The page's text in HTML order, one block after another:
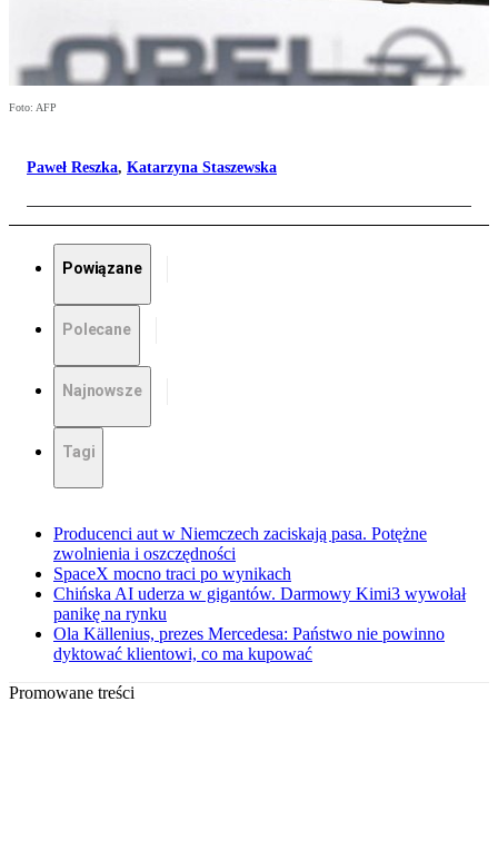
Foto: AFP
Paweł Reszka, Katarzyna Staszewska
Powiązane
Polecane
Najnowsze
Tagi
Producenci aut w Niemczech zaciskają pasa. Potężne
zwolnienia i oszczędności
SpaceX mocno traci po wynikach
Chińska AI uderza w gigantów. Darmowy Kimi3 wywołał
panikę na rynku
Ola Källenius, prezes Mercedesa: Państwo nie powinno
dyktować klientowi, co ma kupować
Promowane treści